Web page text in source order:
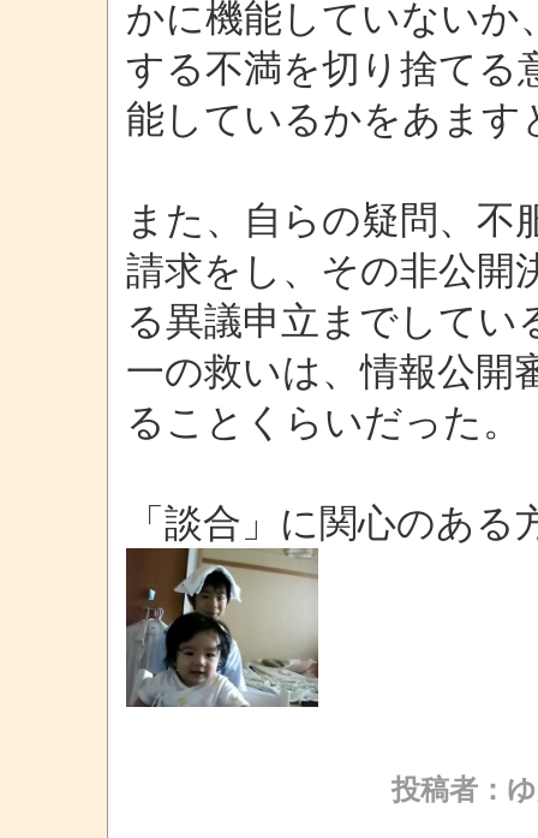
かに機能していないか
する不満を切り捨てる
能しているかをあます
また、自らの疑問、不
請求をし、その非公開
る異議申立までしてい
一の救いは、情報公開
ることくらいだった。
「談合」に関心のあ
投稿者：